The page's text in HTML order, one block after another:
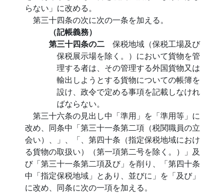
らない」に改める。
第三十四条の次に次の一条を加える。
（記帳義務）
第三十四条の二 保税地域（保税工場及び
保税展示場を除く。）において貨物を管
理する者は、その管理する外国貨物又は
輸出しようとする貨物についての帳簿を
設け、政令で定める事項を記載しなけれ
ばならない。
第三十六条の見出し中「準用」を「準用等」に
改め、同条中「第三十一条第二項（税関職員の立
会い）、」、「、第四十条（指定保税地域におけ
る貨物の取扱い）（第一項第二号を除く。）」及
び「第三十一条第二項及び」を削り、「第四十条
中「指定保税地域」とあり、並びに」を「及び」
に改め、同条に次の一項を加える。